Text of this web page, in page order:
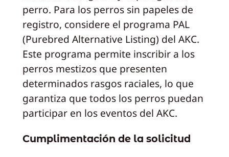
perro. Para los perros sin papeles de
registro, considere el programa PAL
(Purebred Alternative Listing) del AKC.
Este programa permite inscribir a los
perros mestizos que presenten
determinados rasgos raciales, lo que
garantiza que todos los perros puedan
participar en los eventos del AKC.
Cumplimentación de la solicitud